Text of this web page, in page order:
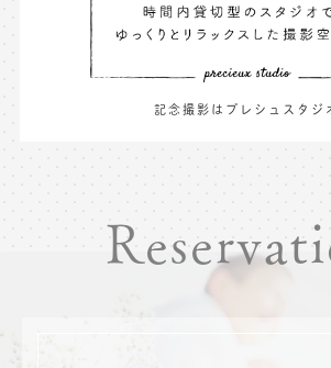
記念撮影はプレシュスタジ